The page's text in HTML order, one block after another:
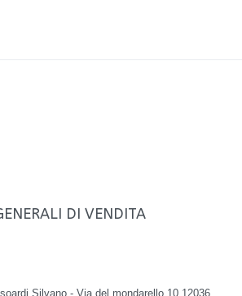
DI VENDITA
Silvano - Via del mondarello 10 12036